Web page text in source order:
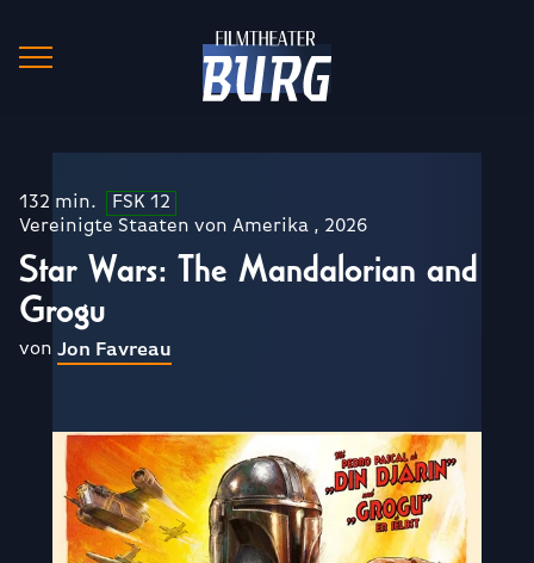
132 min.
FSK 12
Vereinigte Staaten von Amerika , 2026
Star Wars: The Mandalorian and
Grogu
von Jon Favreau